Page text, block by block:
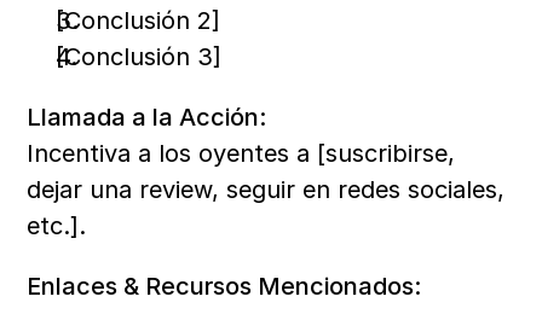
[Conclusión 2]
[Conclusión 3]
Llamada a la Acción:
Incentiva a los oyentes a [suscribirse,
dejar una review, seguir en redes sociales,
etc.].
Enlaces & Recursos Mencionados: